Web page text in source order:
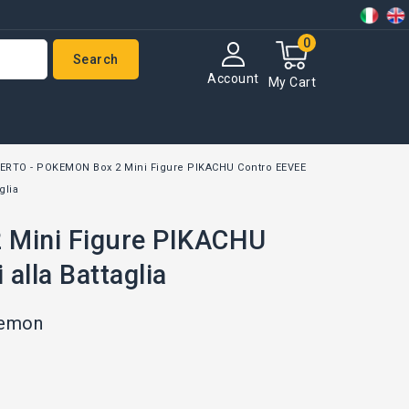
My Cart
0
Account
Search
- POKEMON Box 2 Mini Figure PIKACHU Contro EEVEE
Mini Figure PIKACHU
alla Battaglia